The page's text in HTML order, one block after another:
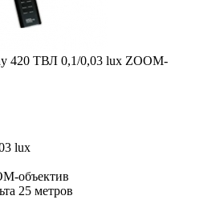
420 ТВЛ 0,1/0,03 lux ZOOM-
lux
объектив
25 метров